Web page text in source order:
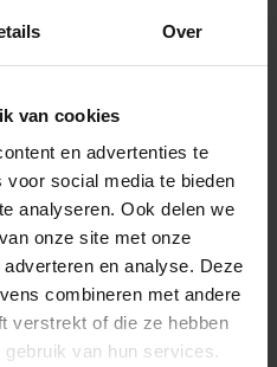
Over
van cookies
en advertenties te
social media te bieden
analyseren. Ook delen we
onze site met onze
en analyse. Deze
combineren met andere
verstrekt of die ze hebben
van hun services.
(< 18ºC)